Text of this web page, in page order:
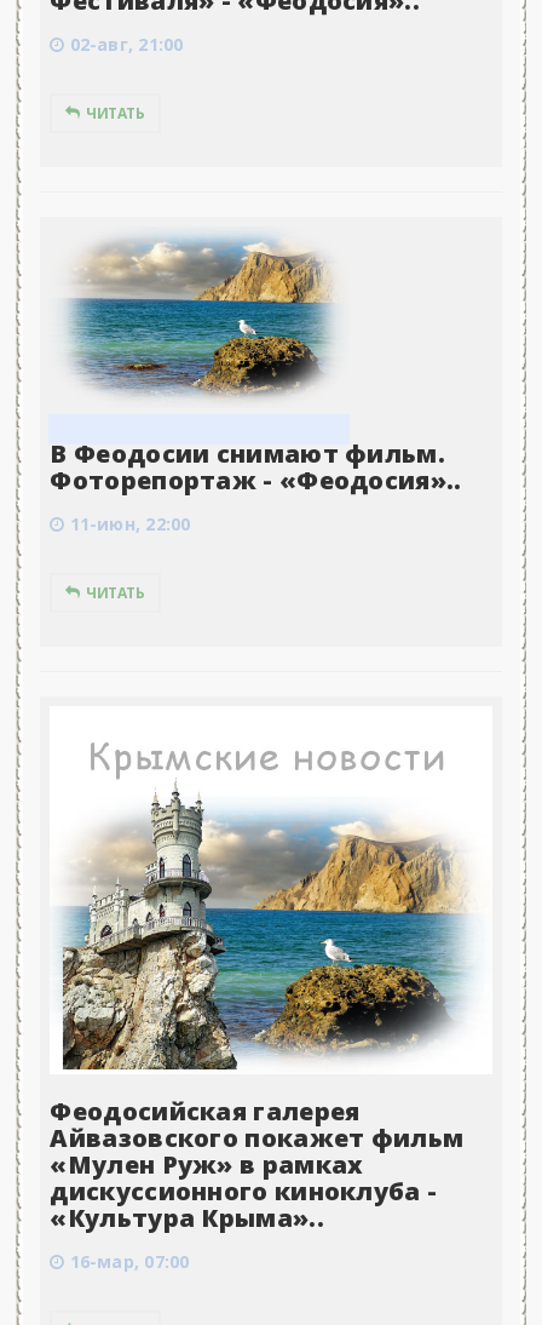
02-авг, 21:00
ЧИТАТЬ
В Феодосии снимают фильм.
Фоторепортаж - «Феодосия»..
11-июн, 22:00
ЧИТАТЬ
Феодосийская галерея
Айвазовского покажет фильм
«Мулен Руж» в рамках
дискуссионного киноклуба -
«Культура Крыма»..
16-мар, 07:00